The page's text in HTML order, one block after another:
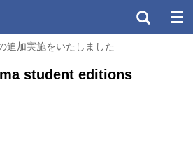
追加実施をいたしました
student editions